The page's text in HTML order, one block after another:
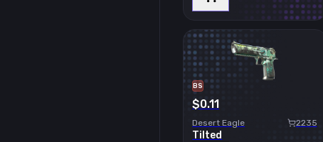
BS
$0.11
Desert Eagle 2235
Tilted